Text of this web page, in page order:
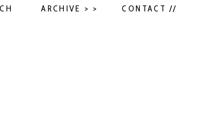
ARCHIVE > > CONTACT //